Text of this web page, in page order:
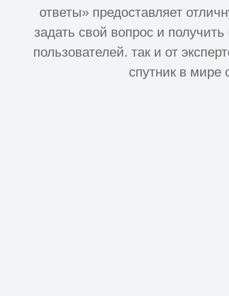
ответы» предоставляет
задать свой вопрос и
пользователей. так и от
спутник в